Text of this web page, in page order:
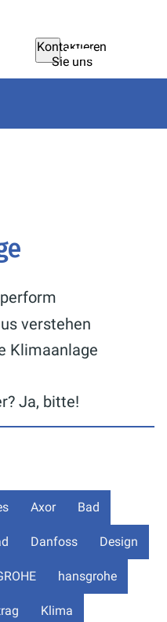
Kontaktieren
Sie uns
verstehen
Klimaanlage
Ja, bitte!
Axor Bad
Danfoss Design
hansgrohe
Klima